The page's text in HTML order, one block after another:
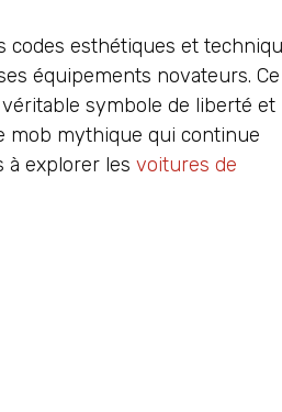
codes esthétiques et
équipements novateurs. Ce
symbole de liberté et
mob mythique qui continue
à explorer les voitures de